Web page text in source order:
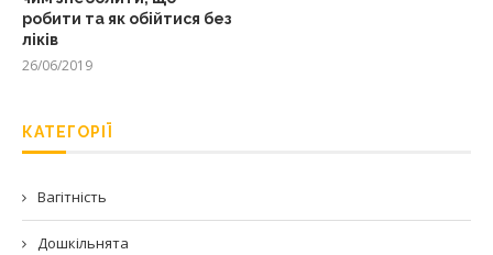
робити та як обійтися без
ліків
26/06/2019
КАТЕГОРІЇ
Вагітність
Дошкільнята